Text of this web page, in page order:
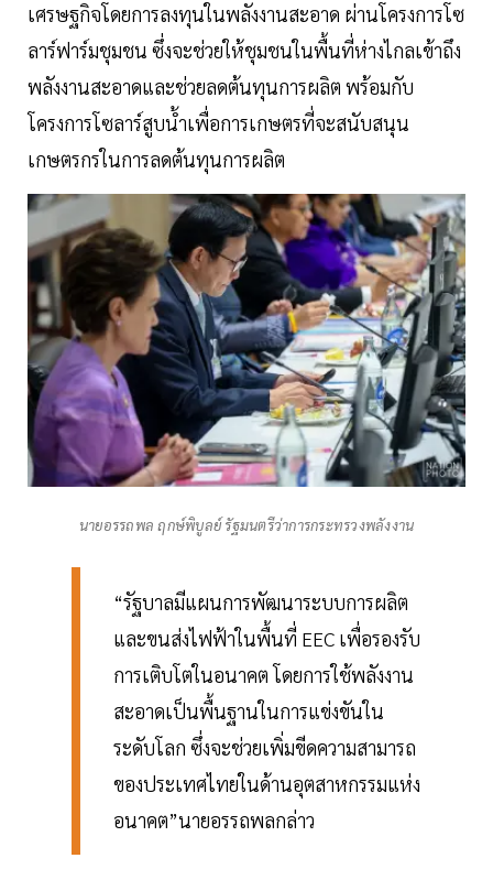
เศรษฐกิจโดยการลงทุนในพลังงานสะอาด ผ่านโครงการโซ
ลาร์ฟาร์มชุมชน ซึ่งจะช่วยให้ชุมชนในพื้นที่ห่างไกลเข้าถึง
พลังงานสะอาดและช่วยลดต้นทุนการผลิต พร้อมกับ
โครงการโซลาร์สูบน้ำเพื่อการเกษตรที่จะสนับสนุน
เกษตรกรในการลดต้นทุนการผลิต
นายอรรถพล ฤกษ์พิบูลย์ รัฐมนตรีว่าการกระทรวงพลังงาน
“รัฐบาลมีแผนการพัฒนาระบบการผลิต
และขนส่งไฟฟ้าในพื้นที่ EEC เพื่อรองรับ
การเติบโตในอนาคต โดยการใช้พลังงาน
สะอาดเป็นพื้นฐานในการแข่งขันใน
ระดับโลก ซึ่งจะช่วยเพิ่มขีดความสามารถ
ของประเทศไทยในด้านอุตสาหกรรมแห่ง
อนาคต”นายอรรถพลกล่าว